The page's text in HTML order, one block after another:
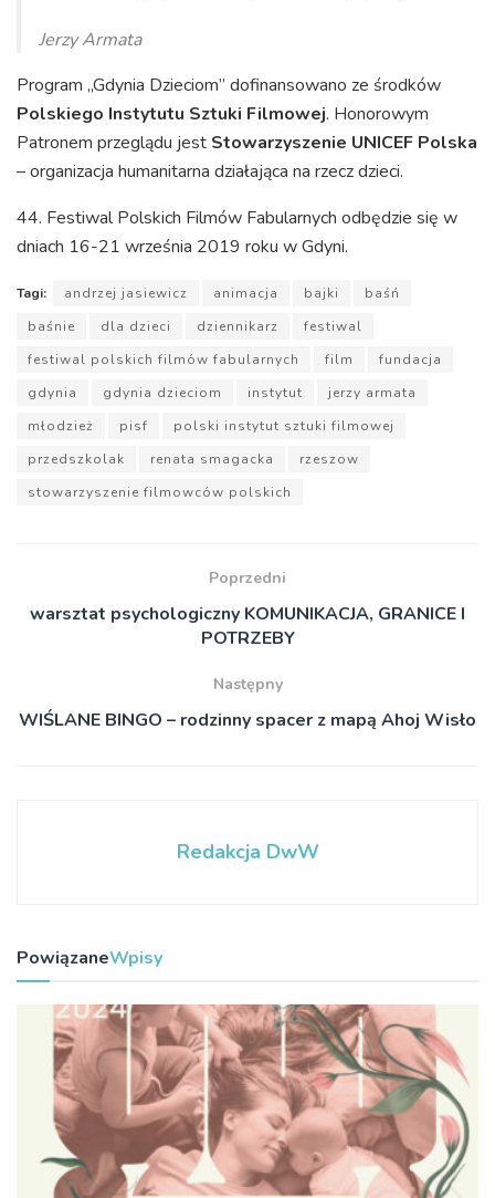
Jerzy Armata
Program „Gdynia Dzieciom” dofinansowano ze środków
Polskiego Instytutu Sztuki Filmowej. Honorowym
Patronem przeglądu jest Stowarzyszenie UNICEF Polska
– organizacja humanitarna działająca na rzecz dzieci.
44. Festiwal Polskich Filmów Fabularnych odbędzie się w
dniach 16-21 września 2019 roku w Gdyni.
Tagi: andrzej jasiewicz animacja bajki
baśń
baśnie
dla dzieci dziennikarz
festiwal
festiwal polskich filmów fabularnych
film
fundacja
gdynia
gdynia dzieciom instytut
jerzy armata
młodzież
pisf
polski instytut sztuki filmowej
przedszkolak
renata smagacka
rzeszow
stowarzyszenie filmowców polskich
Poprzedni
warsztat psychologiczny KOMUNIKACJA, GRANICE I
POTRZEBY
Następny
WIŚLANE BINGO – rodzinny spacer z mapą Ahoj Wisło
Redakcja DwW
PowiązaneWpisy